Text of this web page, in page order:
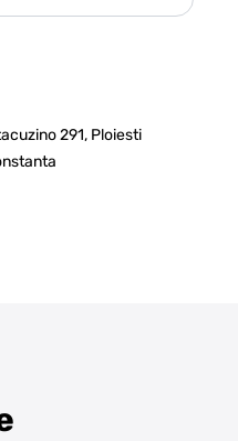
291, Ploiesti